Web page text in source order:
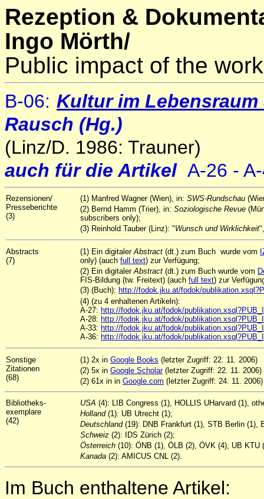
Rezeption &
Ingo Mörth/
Public impact of the
B-06: Kultur im Lebensraum
Rausch (Hg.)
(Linz/D. 1986: Trauner)
auch für die Artikel A-26 -
Rezensionen/
Presseberichte
(3)
(1) Manfred Wagner (Wien), in: SWS-Rundschau
(2) Bernd Hamm (Trier), in: Soziologische Revue
subscribers only);
(3) Reinhold Tauber (Linz): "Wunsch und Wirklichkeit
Abstracts
(7)
(1) Ein digitalerAbstract (dt.) zum Buch wurde vom
only) (auch full text) zur Verfügung;
(2) Ein digitalerAbstract (dt.) zum Buch wurde vom
FIS-Bildung (tw. Freitext) (auch full text) zur
(3) (Buch): http://fodok.jku.at/fodok/
(4) (zu 4 enhaltenen Artikeln):
A-27: http://fodok.jku.at/fodok/
A-28: http://fodok.jku.at/fodok/
A-33: http://fodok.jku.at/fodok/
A-36: http://fodok.jku.at/fodok/
Sonstige
Zitationen
(68)
(1) 2x in Google Books (letzter Zugriff: 22. 11. 2006)
(2) 5x in Google Scholar(letzter Zugriff: 22. 11. 2006)
(2) 61x in in Google.com (letzter Zugriff: 24. 11. 2006)
Bibliotheks-
exemplare
(42)
USA (4): LIB Congress (1), HOLLIS UHarvard (1),
Holland (1): UB Utrecht (1);
Deutschland (19): DNB Frankfurt (1), STB Berlin (1),
Schweiz (2): IDS Zürich (2);
Österreich (10): ÖNB (1), ÖLB (2), ÖVK (4), UB KTU
Kanada (2): AMICUS CNL (2).
Im Buch enthaltene Artikel: